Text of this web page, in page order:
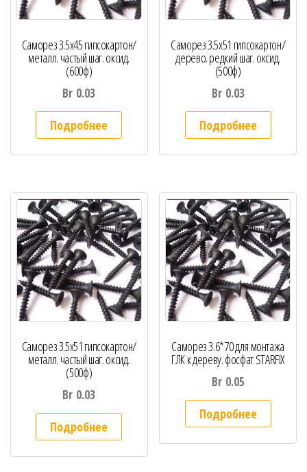
Саморез 3.5х45 гипсокартон/
металл. частый шаг. оксид.
(600ф)
Br 0.03
Подробнее
Саморез 3.5х51 гипсокартон/
дерево. редкий шаг. оксид.
(500ф)
Br 0.03
Подробнее
Саморез 3.5х51 гипсокартон/
металл. частый шаг. оксид.
(500ф)
Br 0.03
Подробнее
Саморез 3.6*70 для монтажа
ГЛК к дереву. фосфат STARFIX
Br 0.05
Подробнее